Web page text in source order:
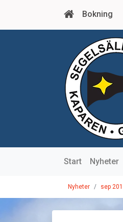
Bokning
Start Nyheter
Nyheter sep